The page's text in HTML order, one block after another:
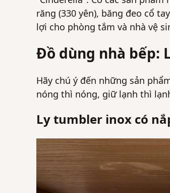
răng (330 yên), băng đeo cổ
lợi cho phòng tắm và nhà vệ
Đồ dùng nhà bếp:
Hãy chú ý đến những sản
nóng thì nóng, giữ lạnh thì
Ly tumbler inox có